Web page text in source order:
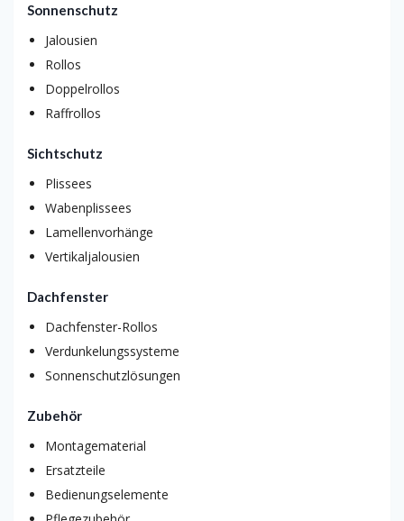
Sonnenschutz
Jalousien
Rollos
Doppelrollos
Raffrollos
Sichtschutz
Plissees
Wabenplissees
Lamellenvorhänge
Vertikaljalousien
Dachfenster
Dachfenster-Rollos
Verdunkelungssysteme
Sonnenschutzlösungen
Zubehör
Montagematerial
Ersatzteile
Bedienungselemente